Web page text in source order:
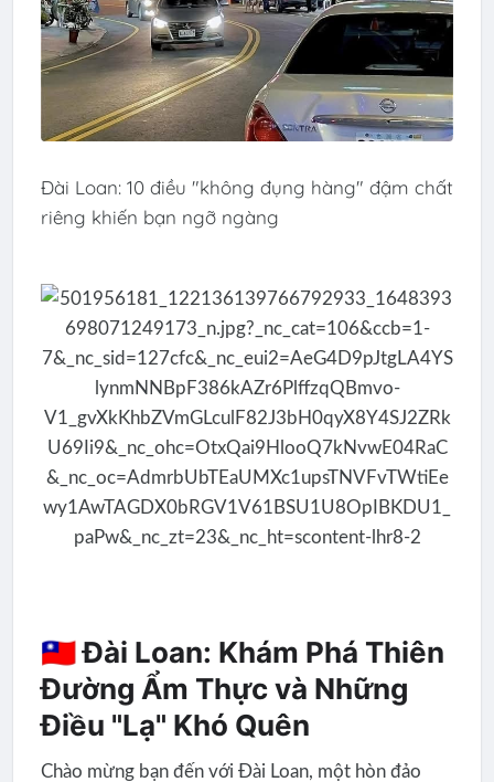
Đài Loan: 10 điều "không đụng hàng" đậm chất
riêng khiến bạn ngỡ ngàng
🇹🇼 Đài Loan: Khám Phá Thiên
Đường Ẩm Thực và Những
Điều "Lạ" Khó Quên
Chào mừng bạn đến với Đài Loan, một hòn đảo